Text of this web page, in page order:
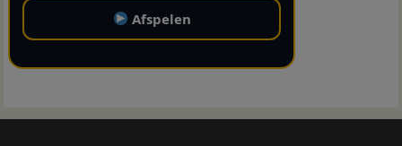
Afspelen